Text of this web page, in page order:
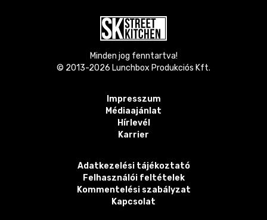
Minden jog fenntartva!
© 2013-2026 Lunchbox Produkciós Kft.
Impresszum
Médiaajánlat
Hírlevél
Karrier
Adatkezelési tájékoztató
Felhasználói feltételek
Kommentelési szabályzat
Kapcsolat